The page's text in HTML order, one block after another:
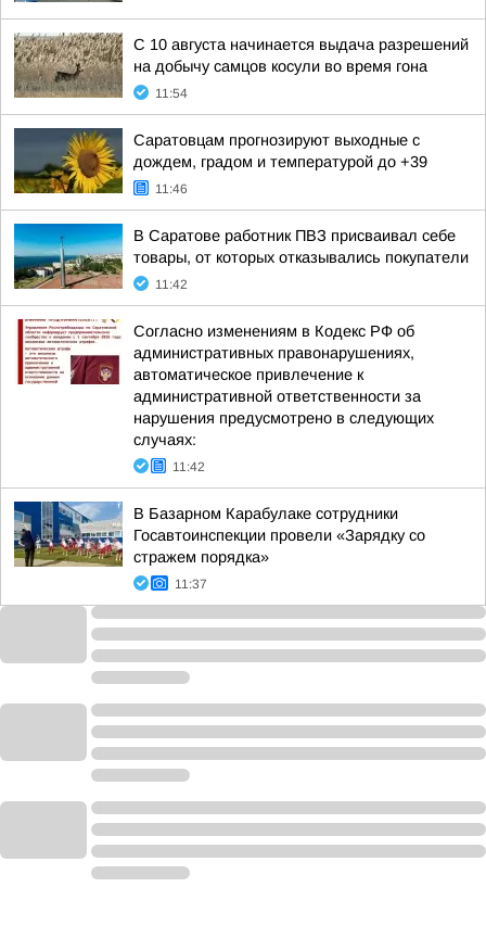
С 10 августа начинается выдача разрешений
на добычу самцов косули во время гона
11:54
Саратовцам прогнозируют выходные с
дождем, градом и температурой до +39
11:46
В Саратове работник ПВЗ присваивал себе
товары, от которых отказывались покупатели
11:42
Согласно изменениям в Кодекс РФ об
административных правонарушениях,
автоматическое привлечение к
административной ответственности за
нарушения предусмотрено в следующих
случаях:
11:42
В Базарном Карабулаке сотрудники
Госавтоинспекции провели «Зарядку со
стражем порядка»
11:37